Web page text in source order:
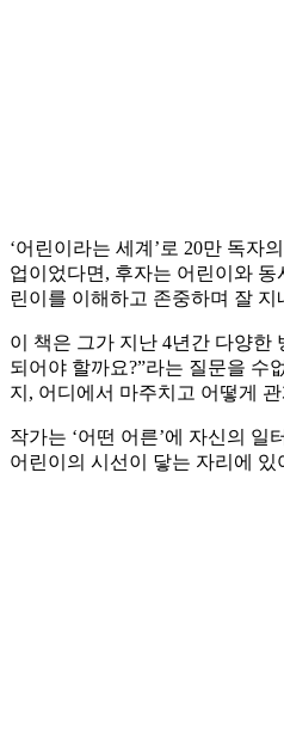
‘어린이라는 세계’로 20만 독자
업이었다면, 후자는 어린이와
린이를 이해하고 존중하며 잘
이 책은 그가 지난 4년간 다양한
되어야 할까요?”라는 질문을 수
지, 어디에서 마주치고 어떻게
작가는 ‘어떤 어른’에 자신의
어린이의 시선이 닿는 자리에